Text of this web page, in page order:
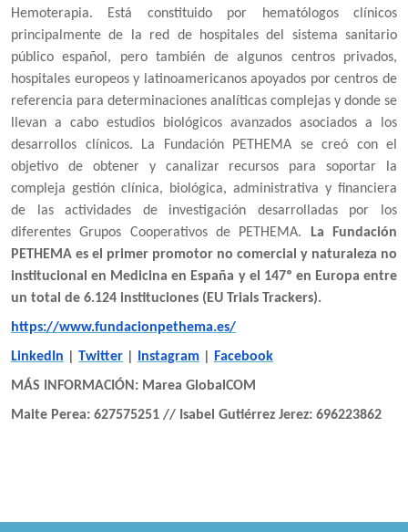
Hemoterapia. Está constituido por hematólogos clínicos
principalmente de la red de hospitales del sistema sanitario
público español, pero también de algunos centros privados,
hospitales europeos y latinoamericanos apoyados por centros de
referencia para determinaciones analíticas complejas y donde se
llevan a cabo estudios biológicos avanzados asociados a los
desarrollos clínicos. La Fundación PETHEMA se creó con el
objetivo de obtener y canalizar recursos para soportar la
compleja gestión clínica, biológica, administrativa y financiera
de las actividades de investigación desarrolladas por los
diferentes Grupos Cooperativos de PETHEMA.
La Fundación
PETHEMA es el primer promotor no comercial y naturaleza no
institucional en Medicina en España y el 147º en Europa entre
un total de 6.124 instituciones (EU Trials Trackers).
https://www.fundacionpethema.es/
LinkedIn
Twitter Instagram
Facebook
MÁS INFORMACIÓN: Marea GlobalCOM
Maite Perea: 627575251 // Isabel Gutiérrez Jerez: 696223862